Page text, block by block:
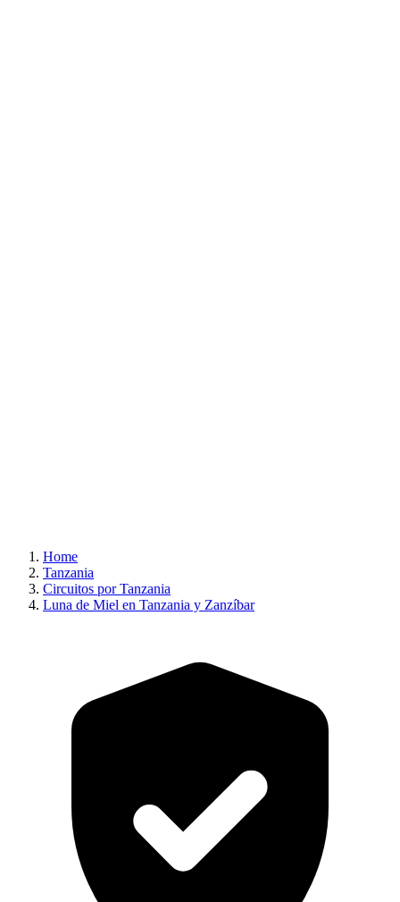
Home
Tanzania
Circuitos por Tanzania
Luna de Miel en Tanzania y Zanzíbar